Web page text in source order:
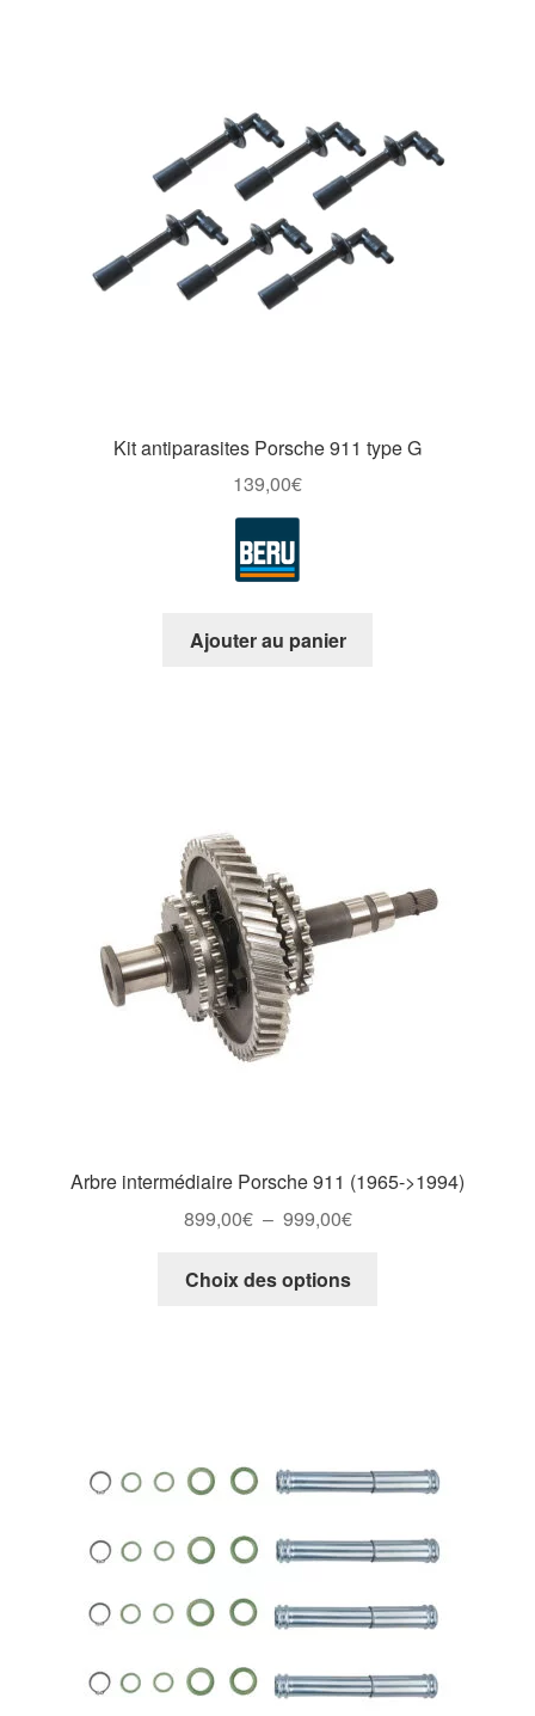
Kit antiparasites Porsche 911 type G
139,00€
Ajouter au panier
Arbre intermédiaire Porsche 911 (1965->1994)
899,00€ – 999,00€Plage
prix :
Choix des options
peuvent
choisies
sur
page
produit